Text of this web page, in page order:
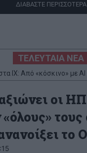
ΔΙΑΒΑΣΤΕ ΠΕΡΙΣΣΟΤΕΡΑ